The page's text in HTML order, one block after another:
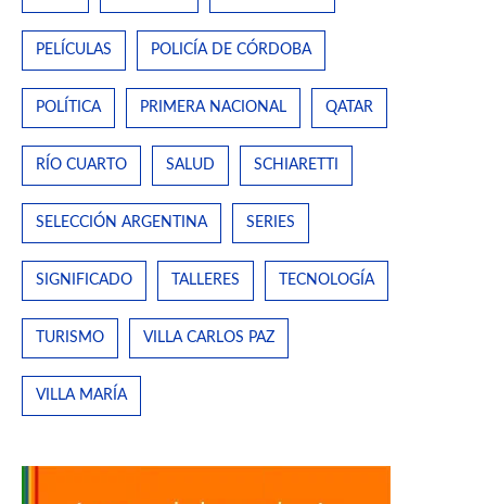
PELÍCULAS POLICÍA DE CÓRDOBA
POLÍTICA PRIMERA NACIONAL QATAR
RÍO CUARTO SALUD SCHIARETTI
SELECCIÓN ARGENTINA SERIES
SIGNIFICADO TALLERES TECNOLOGÍA
TURISMO VILLA CARLOS PAZ
VILLA MARÍA